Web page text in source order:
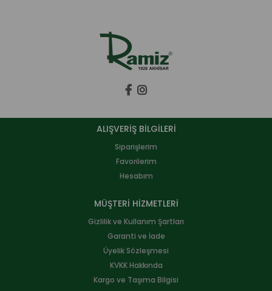
ALIŞVERİŞ BİLGİLERİ
Siparişlerim
Favorilerim
Hesabım
MÜŞTERİ HİZMETLERİ
Gizlilik ve Kullanım Şartları
Garanti ve İade
Üyelik Sözleşmesi
KVKK Hakkında
Kargo ve Taşıma Bilgisi